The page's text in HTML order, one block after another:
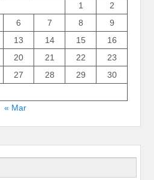
1
2
6 7 8
9
13 14 15
16
20 21 22
23
27 28 29
30
« Mar